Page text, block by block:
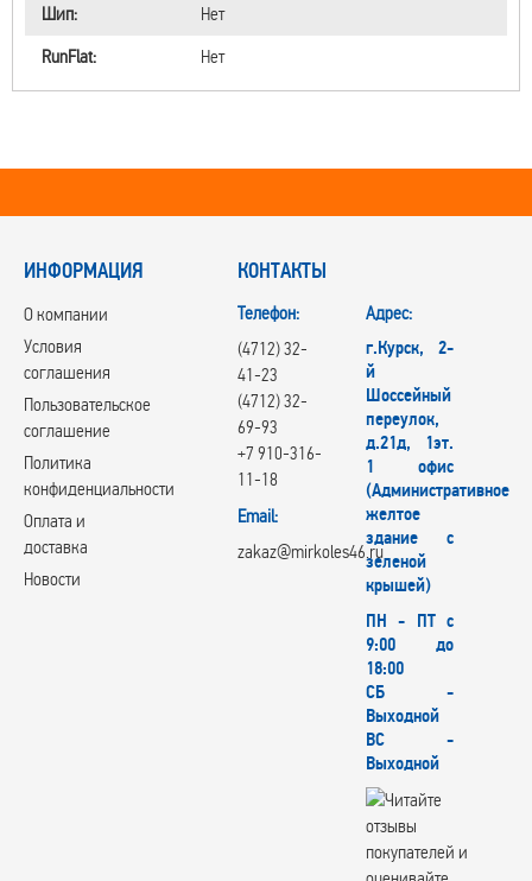
Шип:
Нет
RunFlat:
Нет
ИНФОРМАЦИЯ
О компании
Условия
соглашения
Пользовательское
соглашение
Политика
конфиденциальности
Оплата и
доставка
Новости
КОНТАКТЫ
Телефон:
(4712) 32-
41-23
(4712) 32-
69-93
+7 910-316-
11-18
Email:
zakaz@mirkoles46.ru
Адрес:
г.Курск, 2-
й
Шоссейный
переулок,
д.21д, 1эт.
1 офис
(Административное
желтое
здание с
зеленой
крышей)
ПН - ПТ с
9:00 до
18:00
СБ -
Выходной
ВС -
Выходной